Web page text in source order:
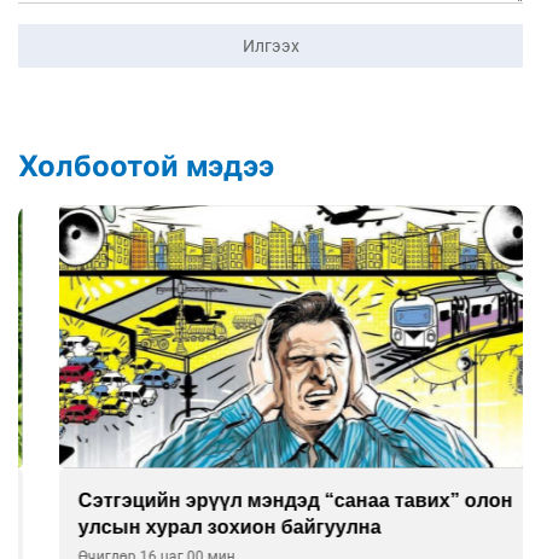
Илгээх
Холбоотой мэдээ
Сэтгэцийн эрүүл мэндэд “санаа тавих” олон
улсын хурал зохион байгуулна